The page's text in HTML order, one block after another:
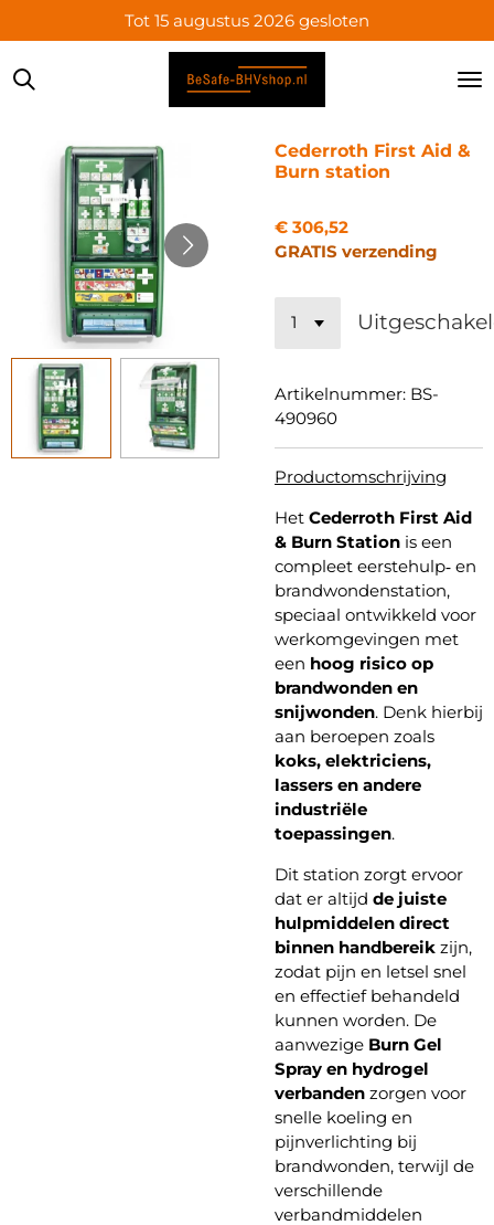
direct
naar
Tot 15 augustus 2026 gesloten
Cederroth First Aid &
Burn station
€ 306,52
GRATIS verzending
Artikelnummer: BS-
490960
Productomschrijving
Het Cederroth First Aid
& Burn Station is een
compleet eerstehulp‑ en
brandwondenstation,
speciaal ontwikkeld voor
werkomgevingen met
een hoog risico op
brandwonden en
snijwonden. Denk hierbij
aan beroepen zoals
koks, elektriciens,
lassers en andere
industriële
toepassingen.
Dit station zorgt ervoor
dat er altijd de juiste
hulpmiddelen direct
binnen handbereik zijn,
zodat pijn en letsel snel
en effectief behandeld
kunnen worden. De
aanwezige Burn Gel
Spray en hydrogel
verbanden zorgen voor
snelle koeling en
pijnverlichting bij
brandwonden, terwijl de
verschillende
verbandmiddelen